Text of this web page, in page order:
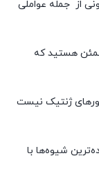
از جمله عواملی
هستید که
و فاکتورهای ژنتیک نیست
شیوه‌ها با